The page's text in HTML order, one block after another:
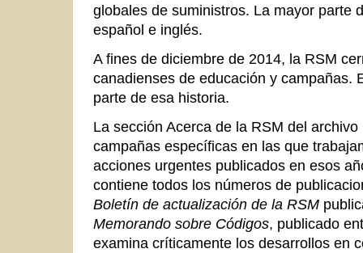
globales de suministros. La mayor parte
español e inglés.
A fines de diciembre de 2014, la RSM
canadienses de educación y campañas.
parte de esa historia.
La sección Acerca de la RSM del
campañas específicas en las que
acciones urgentes publicados en esos
contiene todos los números de
Boletín de actualización de la RSM
Memorando sobre Códigos, publicado
examina críticamente los desarrollos en